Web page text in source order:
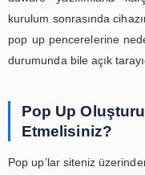
eklentileri sayesinde
Sitenizin içeriğine
seçenekleri
mümkün hale